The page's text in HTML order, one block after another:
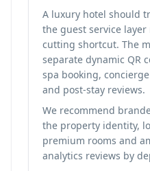
A luxury hotel should
the guest service
cutting shortcut. The
separate dynamic QR
spa booking,
and post-stay reviews.
We recommend
the property identity,
premium rooms and
analytics reviews by